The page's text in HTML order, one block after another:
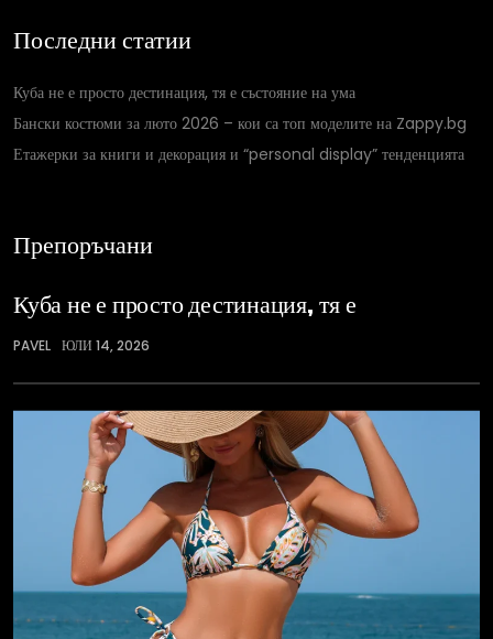
Последни статии
Куба не е просто дестинация, тя е състояние на ума
Бански костюми за люто 2026 – кои са топ моделите на Zappy.bg
Етажерки за книги и декорация и “personal display” тенденцията
Препоръчани
Куба не е просто дестинация, тя е
PAVEL ЮЛИ 14, 2026